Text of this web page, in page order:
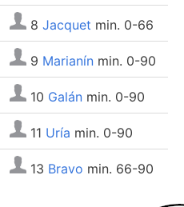
8 Jacquet min. 0-66
9 Marianín min. 0-90
10 Galán min. 0-90
11 Uría min. 0-90
13 Bravo min. 66-90